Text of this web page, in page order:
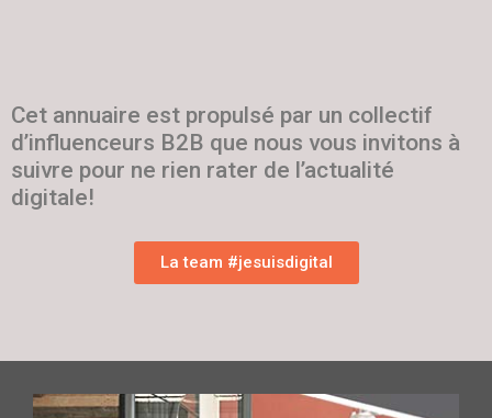
Cet annuaire est propulsé par un collectif
d’influenceurs B2B que nous vous invitons à
suivre pour ne rien rater de l’actualité
digitale!
La team #jesuisdigital